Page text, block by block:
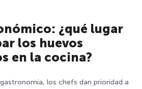
¿qué lugar
los huevos
en la cocina?
los chefs dan prioridad a